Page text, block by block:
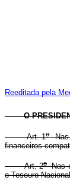
Reeditada pela
O
Art. 1oNas
financeiros
Art. 2oNas
o Tesouro